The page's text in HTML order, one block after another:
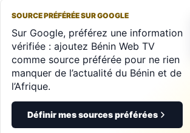
SOURCE PRÉFÉRÉE SUR GOOGLE
Sur Google, préférez une information
vérifiée : ajoutez Bénin Web TV
comme source préférée pour ne rien
manquer de l’actualité du Bénin et de
l’Afrique.
Définir mes sources préférées